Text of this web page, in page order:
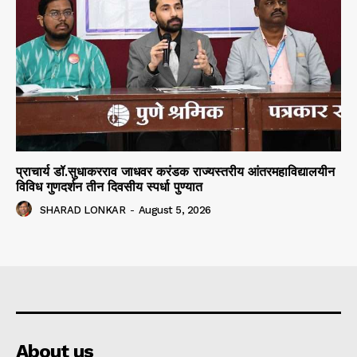
प्राचार्य डॉ.सुधाकरराव जाधवर करंडक राज्यस्तरीय आंतरमहाविद्यालयीन
विविध गुणदर्शन तीन दिवसीय स्पर्धा पुण्यात
SHARAD LONKAR - August 5, 2026
About us